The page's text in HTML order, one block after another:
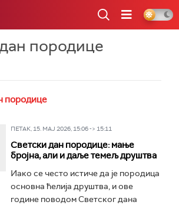
породице
породице
ПЕТАК, 15. МАЈ 2026, 15:06 -> 15:11
Светски дан породице: мање
бројна, али и даље темељ друштва
Иако се често истиче да је породица
основна ћелија друштва, и ове
године поводом Светског дана